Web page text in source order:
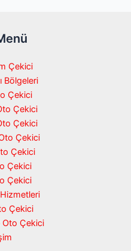
Çekici
Bölgeleri
Çekici
Çekici
Çekici
Çekici
Çekici
Çekici
Çekici
Çekici
Oto Çekici